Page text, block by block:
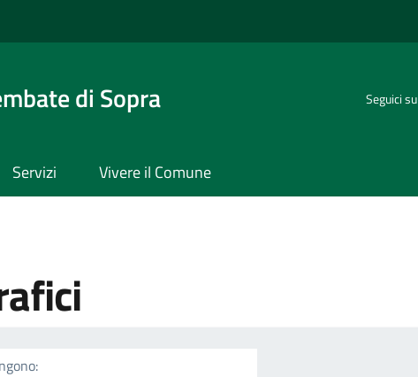
di Sopra Seguici su
Servizi Vivere il Comune